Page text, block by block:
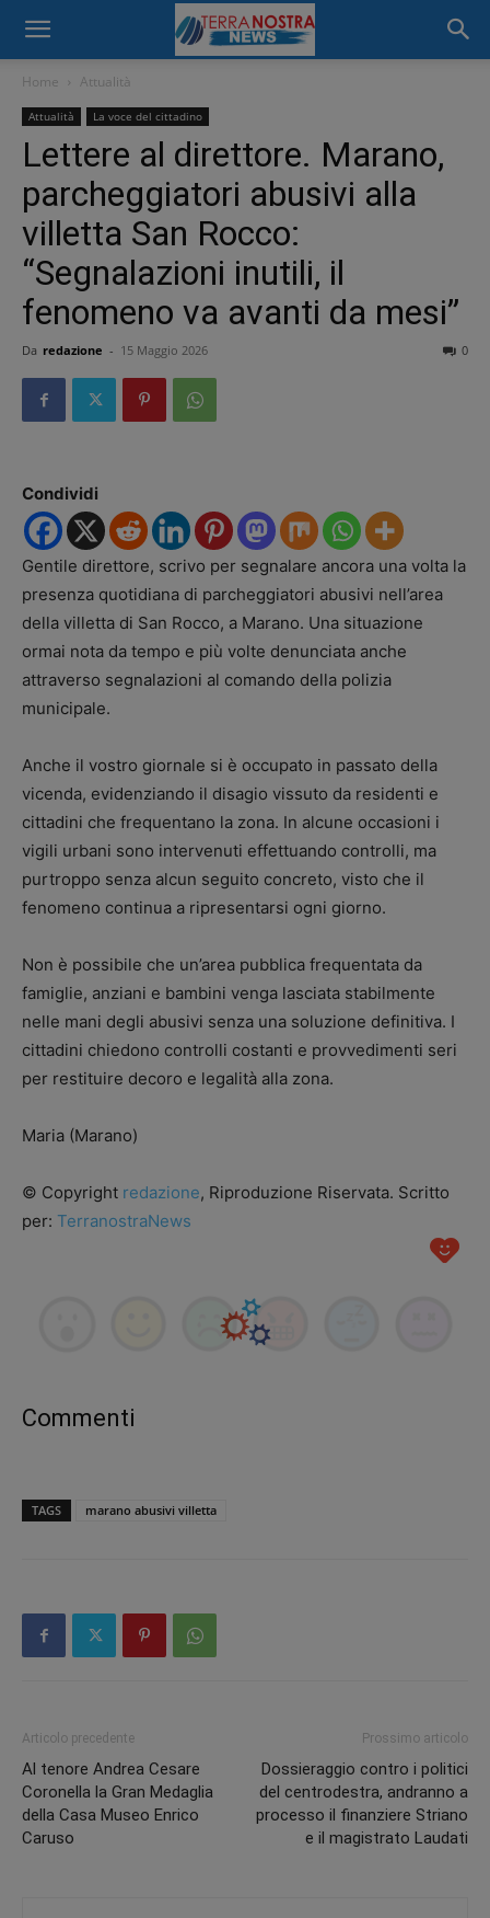
Home Attualità
Attualità La voce del cittadino
Lettere al direttore. Marano,
parcheggiatori abusivi alla
villetta San Rocco:
“Segnalazioni inutili, il
fenomeno va avanti da mesi”
Da redazione - 15 Maggio 2026 0
Condividi
Gentile direttore, scrivo per segnalare ancora una volta la
presenza quotidiana di parcheggiatori abusivi nell’area
della villetta di San Rocco, a Marano. Una situazione
ormai nota da tempo e più volte denunciata anche
attraverso segnalazioni al comando della polizia
municipale.
Anche il vostro giornale si è occupato in passato della
vicenda, evidenziando il disagio vissuto da residenti e
cittadini che frequentano la zona. In alcune occasioni i
vigili urbani sono intervenuti effettuando controlli, ma
purtroppo senza alcun seguito concreto, visto che il
fenomeno continua a ripresentarsi ogni giorno.
Non è possibile che un’area pubblica frequentata da
famiglie, anziani e bambini venga lasciata stabilmente
nelle mani degli abusivi senza una soluzione definitiva. I
cittadini chiedono controlli costanti e provvedimenti seri
per restituire decoro e legalità alla zona.
Maria (Marano)
© Copyright redazione, Riproduzione Riservata. Scritto
per: TerranostraNews
Commenti
TAGS marano abusivi villetta
Articolo precedente
Al tenore Andrea Cesare
Coronella la Gran Medaglia
della Casa Museo Enrico
Caruso
Prossimo articolo
Dossieraggio contro i politici
del centrodestra, andranno a
processo il finanziere Striano
e il magistrato Laudati